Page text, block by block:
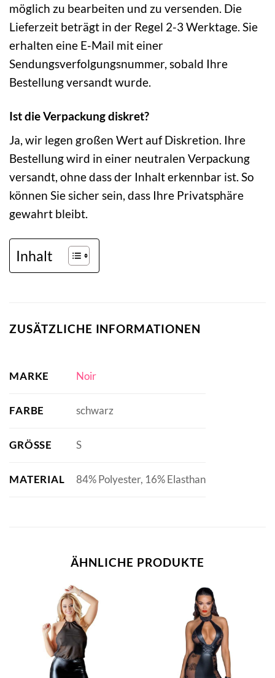
möglich zu bearbeiten und zu versenden. Die
Lieferzeit beträgt in der Regel 2-3 Werktage. Sie
erhalten eine E-Mail mit einer
Sendungsverfolgungsnummer, sobald Ihre
Bestellung versandt wurde.
Ist die Verpackung diskret?
Ja, wir legen großen Wert auf Diskretion. Ihre
Bestellung wird in einer neutralen Verpackung
versandt, ohne dass der Inhalt erkennbar ist. So
können Sie sicher sein, dass Ihre Privatsphäre
gewahrt bleibt.
Inhalt
ZUSÄTZLICHE INFORMATIONEN
MARKE Noir
FARBE schwarz
GRÖSSE S
MATERIAL 84% Polyester, 16% Elasthan
ÄHNLICHE PRODUKTE